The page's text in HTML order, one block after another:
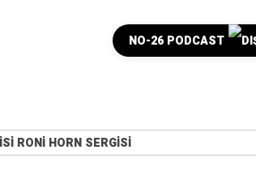
NO-26 PODCAST
RONI HORN SERGISI